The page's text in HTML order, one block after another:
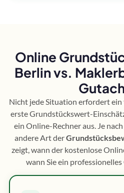
Online
Berlin vs.
Nicht jede Situation erfordert
erste Grundstückswert-
ein Online-Rechner aus. Je
andere Art der
zeigt, wann der kostenlose
wann Sie ein